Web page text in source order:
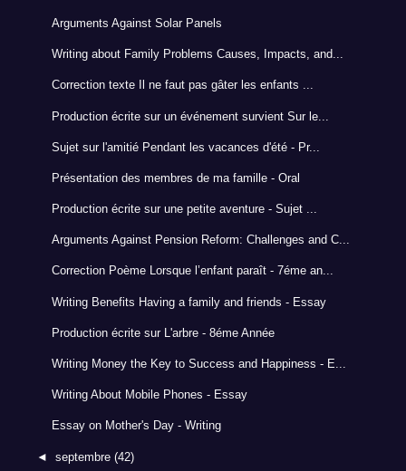
Arguments Against Solar Panels
Writing about Family Problems Causes, Impacts, and...
Correction texte Il ne faut pas gâter les enfants ...
Production écrite sur un événement survient Sur le...
Sujet sur l'amitié Pendant les vacances d'été - Pr...
Présentation des membres de ma famille - Oral
Production écrite sur une petite aventure - Sujet ...
Arguments Against Pension Reform: Challenges and C...
Correction Poème Lorsque l’enfant paraît - 7éme an...
Writing Benefits Having a family and friends - Essay
Production écrite sur L'arbre - 8éme Année
Writing Money the Key to Success and Happiness - E...
Writing About Mobile Phones - Essay
Essay on Mother's Day - Writing
◄septembre(42)